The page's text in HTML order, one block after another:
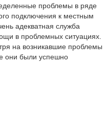
проблемы в ряде
подключения к местным
адекватная служба
в проблемных ситуациях.
на возникавшие проблемы
они были успешно